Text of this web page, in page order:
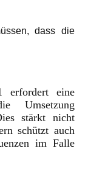
dass die
erfordert eine
Umsetzung
stärkt nicht
schützt auch
im Falle